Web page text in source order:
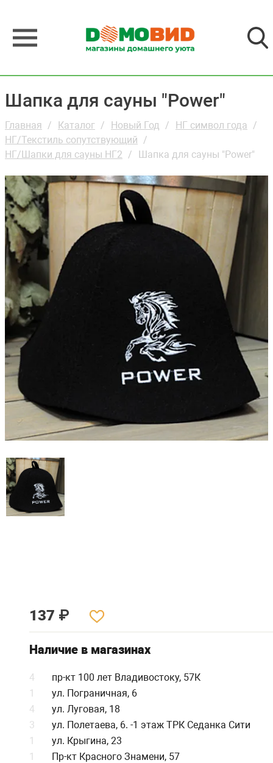
Шапка для сауны "Power"
Главная Каталог Новый Год
НГ символ года
НГ/Текстиль сопутствующий
НГ/Шапки для сауны НГ2
Шапка для сауны "Power"
137 ₽
Наличие в магазинах
4
пр-кт 100 лет Владивостоку, 57К
1
ул. Пограничная, 6
4
ул. Луговая, 18
3
ул. Полетаева, 6. -1 этаж ТРК Седанка Сити
1
ул. Крыгина, 23
1
Пр-кт Красного Знамени, 57